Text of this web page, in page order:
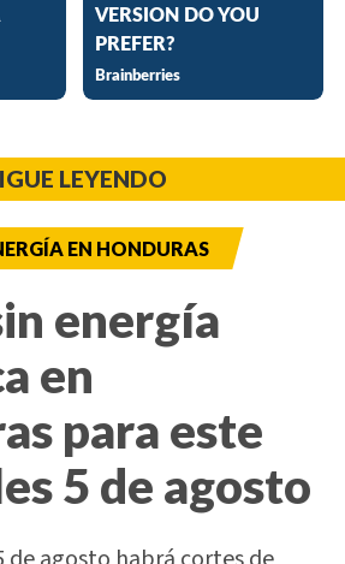
LEYENDO
EN HONDURAS
energía
en
para este
5 de agosto